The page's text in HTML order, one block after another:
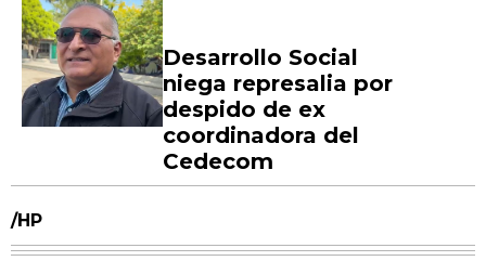
Desarrollo Social
niega represalia por
despido de ex
coordinadora del
Cedecom
/HP